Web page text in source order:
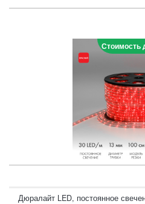
Стоимость
Дюралайт LED, постоянное